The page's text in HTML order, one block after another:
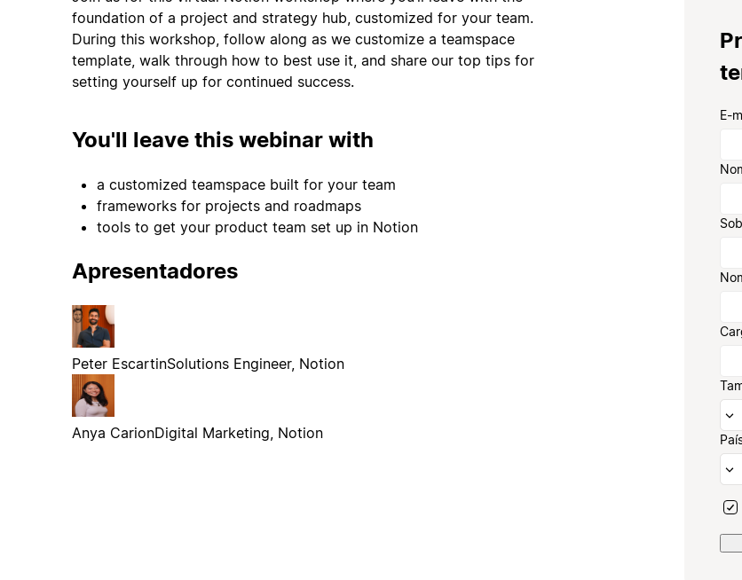
foundation of a project and strategy hub, customized for your team.
During this workshop, follow along as we customize a teamspace
template, walk through how to best use it, and share our top tips for
setting yourself up for continued success.
You'll leave this webinar with
a customized teamspace built for your team
frameworks for projects and roadmaps
tools to get your product team set up in Notion
Apresentadores
Peter EscartinSolutions Engineer, Notion
Anya CarionDigital Marketing, Notion
E-